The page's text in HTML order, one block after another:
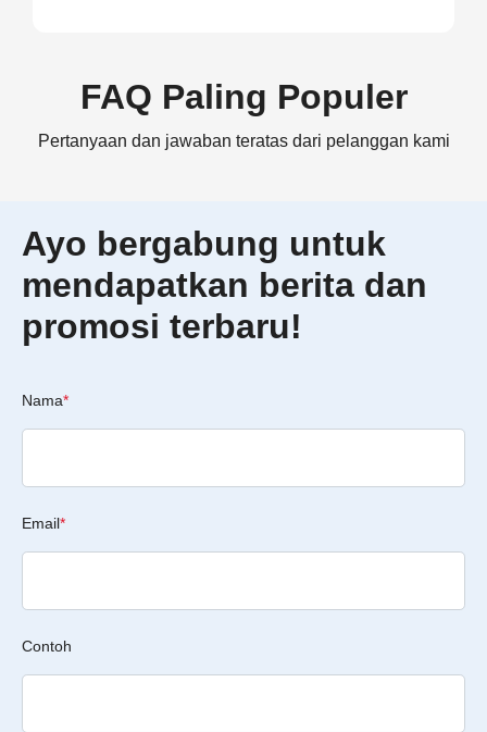
FAQ Paling Populer
Pertanyaan dan jawaban teratas dari pelanggan kami
Ayo bergabung untuk
mendapatkan berita dan
promosi terbaru!
Nama*
Email*
Contoh